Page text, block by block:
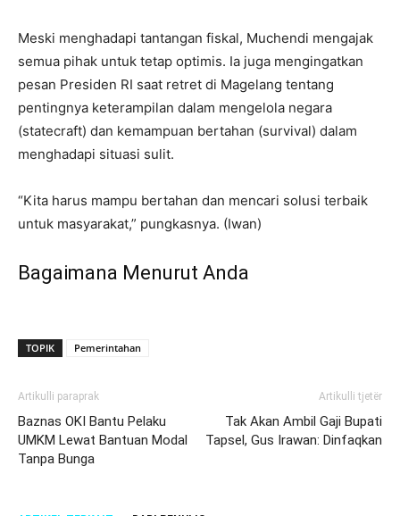
Meski menghadapi tantangan fiskal, Muchendi mengajak
semua pihak untuk tetap optimis. Ia juga mengingatkan
pesan Presiden RI saat retret di Magelang tentang
pentingnya keterampilan dalam mengelola negara
(statecraft) dan kemampuan bertahan (survival) dalam
menghadapi situasi sulit.
“Kita harus mampu bertahan dan mencari solusi terbaik
untuk masyarakat,” pungkasnya. (Iwan)
Bagaimana Menurut Anda
TOPIK Pemerintahan
Artikulli paraprak
Baznas OKI Bantu Pelaku
UMKM Lewat Bantuan Modal
Tanpa Bunga
Artikulli tjetër
Tak Akan Ambil Gaji Bupati
Tapsel, Gus Irawan: Dinfaqkan